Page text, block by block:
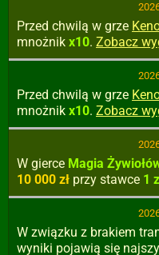
Przed chwilą w grze
mnożnik x10. Zobacz
Przed chwilą w grze
mnożnik x10. Zobacz
W gierce Magia
10 000 zł przy stawce 1
W związku z brakiem
wyniki pojawią się